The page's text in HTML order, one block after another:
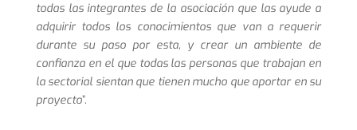
todas las integrantes de la asociación que las ayude a
adquirir todos los conocimientos que van a requerir
durante su paso por esta, y crear un ambiente de
confianza en el que todas las personas que trabajan en
la sectorial sientan que tienen mucho que aportar en su
proyecto”.